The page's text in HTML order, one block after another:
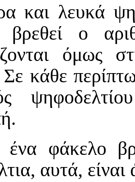
και λευκά
ο
όμως
Σε κάθε
φάκελο
αυτά, είναι